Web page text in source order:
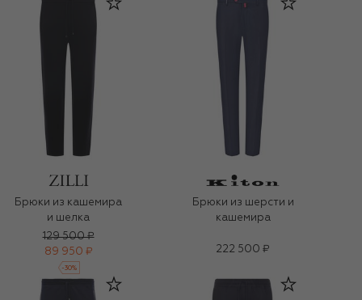
Брюки из кашемира
и шелка
129 500 ₽
89 950 ₽
-30%
Брюки из шерсти и
кашемира
222 500 ₽